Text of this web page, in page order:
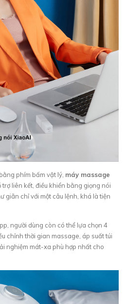
phím bấm vật lý, máy massage
trợ liên kết, điều khiển bằng giọng nói
giãn chỉ với một câu lệnh, khá là tiện
người dùng còn có thể lựa chọn 4
chỉnh thời gian massage, áp suất túi
nghiệm mát-xa phù hợp nhất cho